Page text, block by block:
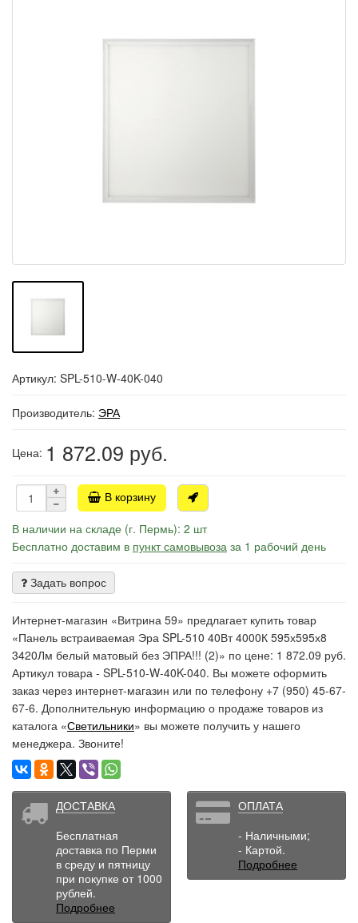
Артикул: SPL-510-W-40K-040
Производитель: ЭРА
Цена: 1 872.09 руб.
В корзину
В наличии на складе (г. Пермь): 2 шт
Бесплатно доставим в пункт самовывоза за 1 рабочий день
Задать вопрос
Интернет-магазин «Витрина 59» предлагает купить товар
«Панель встраиваемая Эра SPL-510 40Вт 4000К 595х595х8
3420Лм белый матовый без ЭПРА!!! (2)» по цене: 1 872.09 руб.
Артикул товара - SPL-510-W-40K-040. Вы можете оформить
заказ через интернет-магазин или по телефону +7 (950) 45-67-
67-6. Дополнительную информацию о продаже товаров из
каталога «Светильники» вы можете получить у нашего
менеджера. Звоните!
ДОСТАВКА
Бесплатная
доставка по Перми
в среду и пятницу
при покупке от 1000
рублей.
Подробнее
ОПЛАТА
- Наличными;
- Картой.
Подробнее